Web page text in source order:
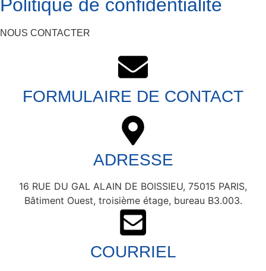
Politique de confidentialité
NOUS CONTACTER
FORMULAIRE DE CONTACT
ADRESSE
16 RUE DU GAL ALAIN DE BOISSIEU, 75015 PARIS,
Bâtiment Ouest, troisième étage, bureau B3.003.
COURRIEL